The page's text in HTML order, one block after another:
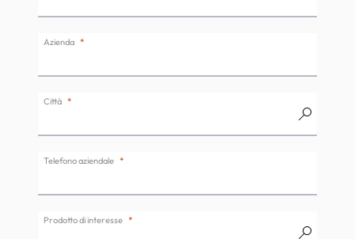
Azienda
Città
Telefono aziendale
Prodotto di interesse